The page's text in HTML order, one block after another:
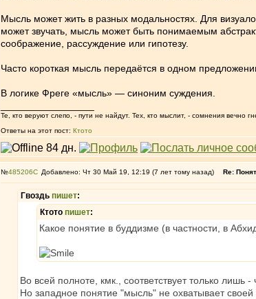
Мысль может жить в разных модальностях. Для
может звучать, мысль может быть понимаемым
соображение, рассуждение или гипотезу.
Часто короткая мысль передаётся в одном
В логике Фреге «мысль» — синоним суждения.
Те, кто веруют слепо, - пути не найдут. Тех, кто мыслит, - сомнения
Ответы на этот пост: Ктото
№485206 Добавлено: Чт 30 Май 19, 12:19 (7 лет тому назад) Re:
Гвоздь пишет:
Ктото пишет:
Какое понятие в буддизме (в частности, в
Во всей полноте, кмк., соответствует только лишь -
Но западное понятие "мысль" не охватывает своей